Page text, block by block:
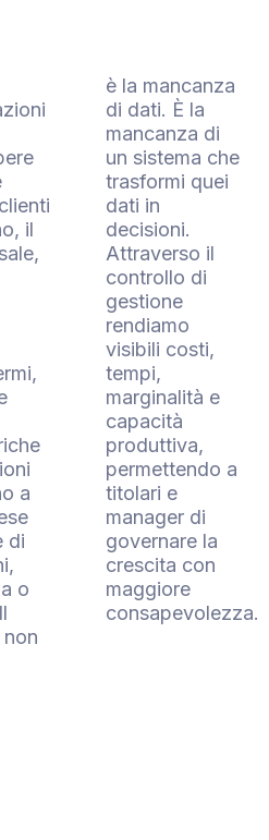
il
a
di
o
la
che
in
il
a
e
di
la
consapevolezza.